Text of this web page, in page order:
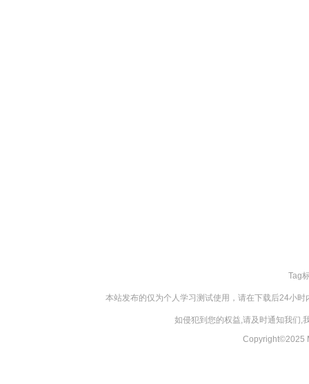
Tag
本站发布的仅为个人学习测试使用，请在下载后24小
如侵犯到您的权益,请及时通知我们,
Copyright©2025